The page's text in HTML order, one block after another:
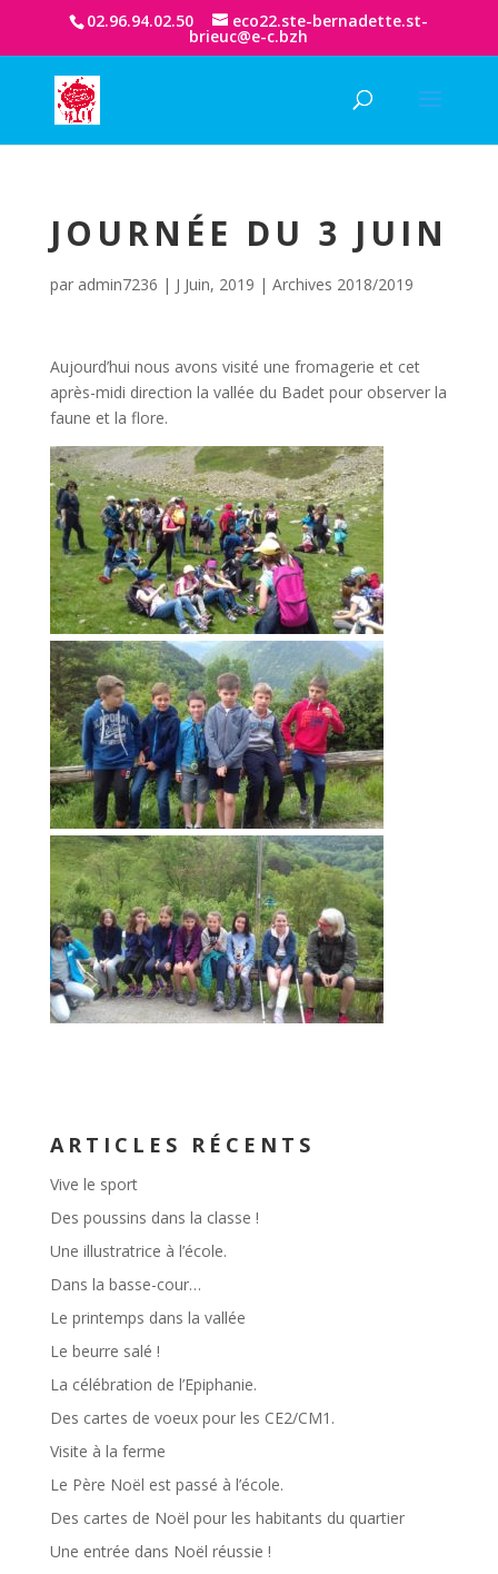
02.96.94.02.50 eco22.ste-bernadette.st-
brieuc@e-c.bzh
JOURNÉE DU 3 JUIN
par admin7236 | J Juin, 2019 | Archives 2018/2019
Aujourd’hui nous avons visité une fromagerie et cet
après-midi direction la vallée du Badet pour observer la
faune et la flore.
ARTICLES RÉCENTS
Vive le sport
Des poussins dans la classe !
Une illustratrice à l’école.
Dans la basse-cour…
Le printemps dans la vallée
Le beurre salé !
La célébration de l’Epiphanie.
Des cartes de voeux pour les CE2/CM1.
Visite à la ferme
Le Père Noël est passé à l’école.
Des cartes de Noël pour les habitants du quartier
Une entrée dans Noël réussie !